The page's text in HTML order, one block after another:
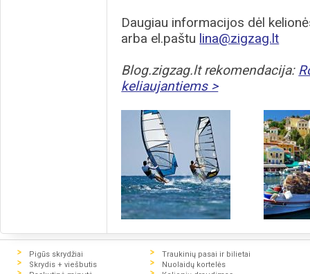
Daugiau informacijos dėl
arba el.paštu lina@zigzag.lt
Blog.zigzag.lt rekomendacija:
keliaujantiems >
Pigūs skrydžiai
Skrydis + viešbutis
Traukinių pasai ir bilietai
Nuolaidų kortelės